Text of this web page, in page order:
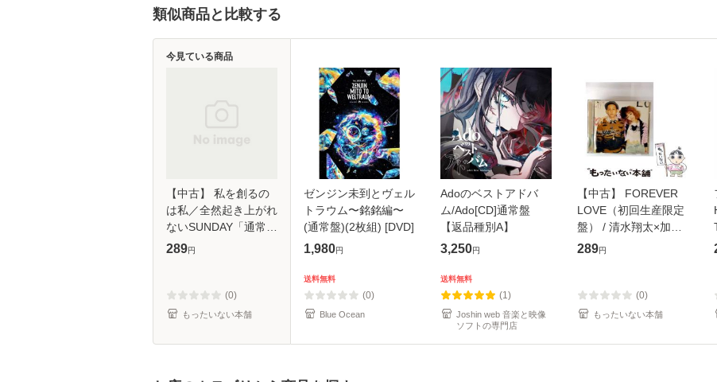
類似商品と比較する
【中古】 私を創るの
は私／全然起き上がれ
ないSUNDAY「通常盤
B」 / アンジュルム /
289円
(0)
もったいない本舗
今見ている商品
ゼンジン未到とヴェル
トラウム〜銘銘編〜
(通常盤)(2枚組) [DVD]
1,980円
送料無料
(0)
Blue Ocean
Adoのベストアドバ
ム/Ado[CD]通常盤
【返品種別A】
3,250円
送料無料
(1)
Joshin web 音楽と映像
ソフトの専門店
【中古】 FOREVER
LOVE（初回生産限定
盤） / 清水翔太×加藤
ミリヤ / [CD]【メール
289円
(0)
もったいない本舗